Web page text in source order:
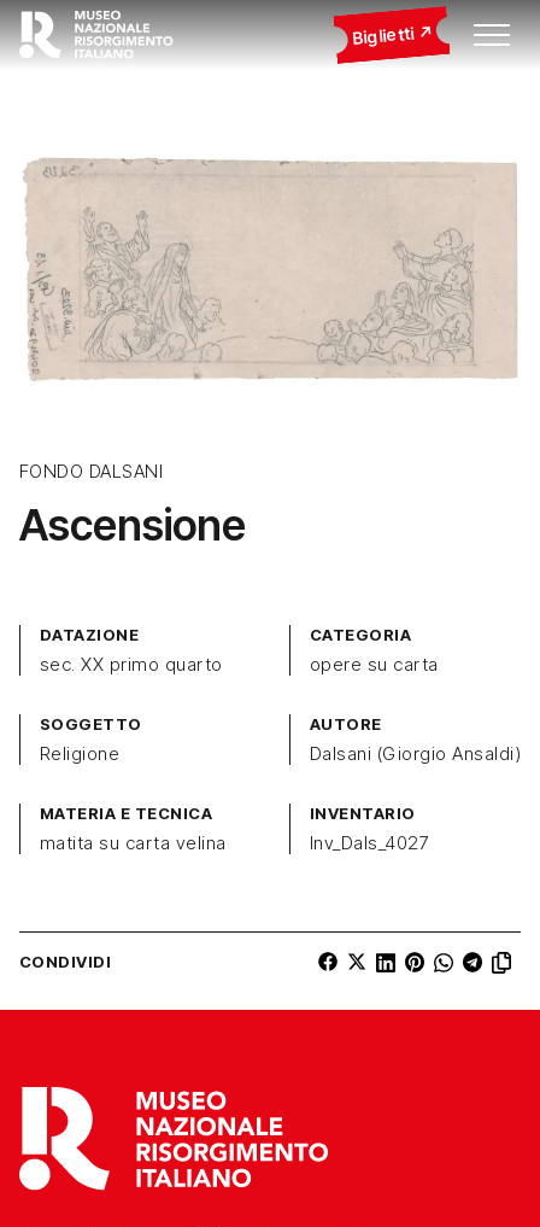
Biglietti
FONDO DALSANI
Ascensione
DATAZIONE
sec. XX primo quarto
CATEGORIA
opere su carta
SOGGETTO
Religione
AUTORE
Dalsani (Giorgio Ansaldi)
MATERIA E TECNICA
matita su carta velina
INVENTARIO
Inv_Dals_4027
CONDIVIDI